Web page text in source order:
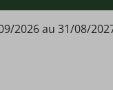
2026 au 31/08/